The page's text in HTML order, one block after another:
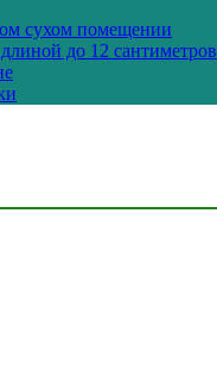
сухом помещении
до 12 сантиметров